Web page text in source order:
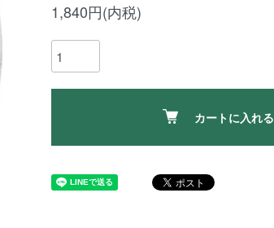
1,840円(内税)
カートに入れる